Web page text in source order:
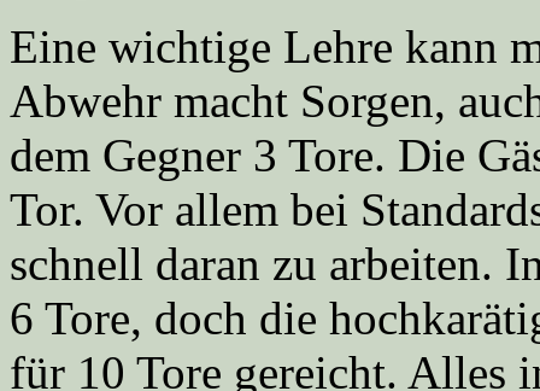
Eine wichtige Lehre kann
Abwehr macht Sorgen,
dem Gegner 3 Tore. Die
Tor. Vor allem bei
schnell daran zu arbeiten.
6 Tore, doch die
für 10 Tore gereicht. Alles